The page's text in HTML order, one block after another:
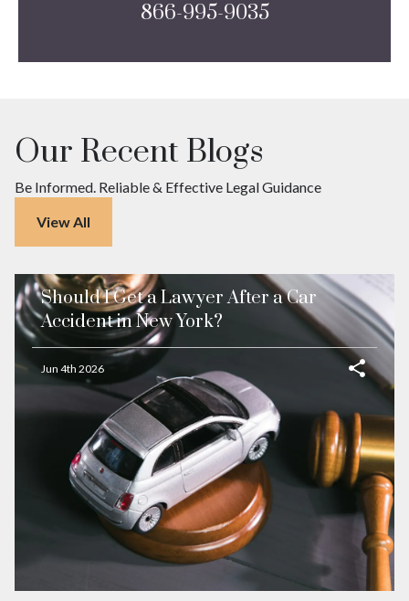
866-995-9035
Our Recent Blogs
Be Informed. Reliable & Effective Legal Guidance
View All
Should I Get a Lawyer After a Car
Accident in New York?
Jun 4th 2026